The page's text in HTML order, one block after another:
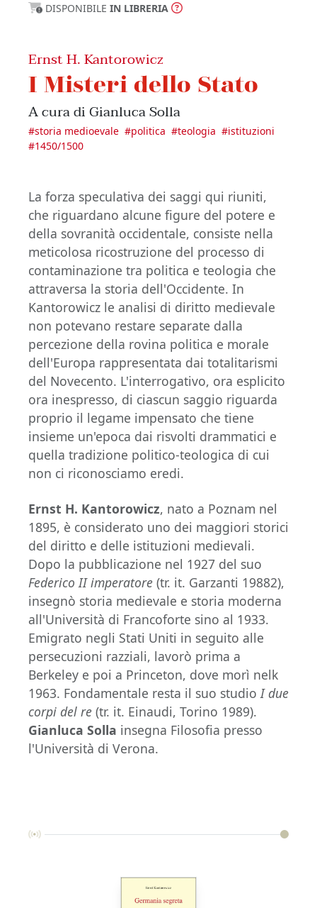
DISPONIBILE IN LIBRERIA
Ernst H. Kantorowicz
I Misteri dello Stato
A cura di Gianluca Solla
#storia medioevale #politica #teologia #istituzioni
#1450/1500
La forza speculativa dei saggi qui riuniti,
che riguardano alcune figure del potere e
della sovranità occidentale, consiste nella
meticolosa ricostruzione del processo di
contaminazione tra politica e teologia che
attraversa la storia dell'Occidente. In
Kantorowicz le analisi di diritto medievale
non potevano restare separate dalla
percezione della rovina politica e morale
dell'Europa rappresentata dai totalitarismi
del Novecento. L'interrogativo, ora esplicito
ora inespresso, di ciascun saggio riguarda
proprio il legame impensato che tiene
insieme un'epoca dai risvolti drammatici e
quella tradizione politico-teologica di cui
non ci riconosciamo eredi.
Ernst H. Kantorowicz, nato a Poznam nel
1895, è considerato uno dei maggiori storici
del diritto e delle istituzioni medievali.
Dopo la pubblicazione nel 1927 del suo
Federico II imperatore (tr. it. Garzanti 19882),
insegnò storia medievale e storia moderna
all'Università di Francoforte sino al 1933.
Emigrato negli Stati Uniti in seguito alle
persecuzioni razziali, lavorò prima a
Berkeley e poi a Princeton, dove morì nelk
1963. Fondamentale resta il suo studio I due
corpi del re (tr. it. Einaudi, Torino 1989).
Gianluca Solla insegna Filosofia presso
l'Università di Verona.